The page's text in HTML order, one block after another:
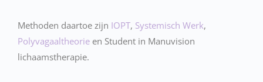
Methoden daartoe zijn IOPT, Systemisch Werk,
Polyvagaaltheorie en Student in Manuvision
lichaamstherapie.